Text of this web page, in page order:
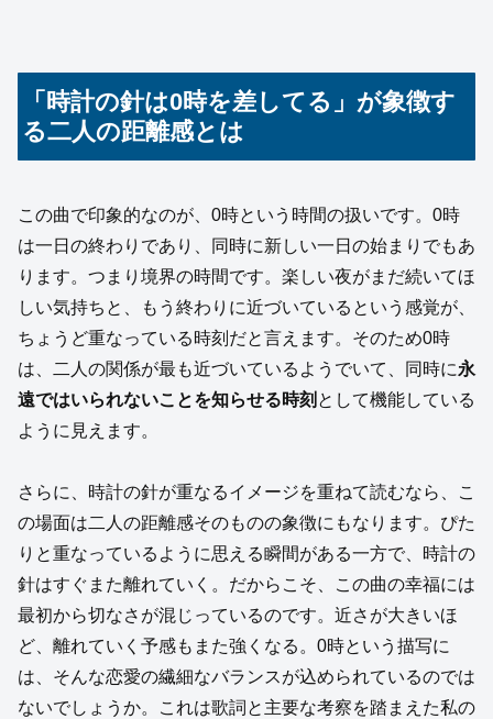
「時計の針は0時を差してる」が象徴す
る二人の距離感とは
この曲で印象的なのが、0時という時間の扱いです。0時
は一日の終わりであり、同時に新しい一日の始まりでもあ
ります。つまり境界の時間です。楽しい夜がまだ続いてほ
しい気持ちと、もう終わりに近づいているという感覚が、
ちょうど重なっている時刻だと言えます。そのため0時
は、二人の関係が最も近づいているようでいて、同時に永
遠ではいられないことを知らせる時刻 として機能している
ように見えます。
さらに、時計の針が重なるイメージを重ねて読むなら、こ
の場面は二人の距離感そのものの象徴にもなります。ぴた
りと重なっているように思える瞬間がある一方で、時計の
針はすぐまた離れていく。だからこそ、この曲の幸福には
最初から切なさが混じっているのです。近さが大きいほ
ど、離れていく予感もまた強くなる。0時という描写に
は、そんな恋愛の繊細なバランスが込められているのでは
ないでしょうか。これは歌詞と主要な考察を踏まえた私の